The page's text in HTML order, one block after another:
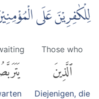
لِلْكٰفِرِيْنَ عَلَى
Those who
ٱلَّذِينَ
Diejenigen, die